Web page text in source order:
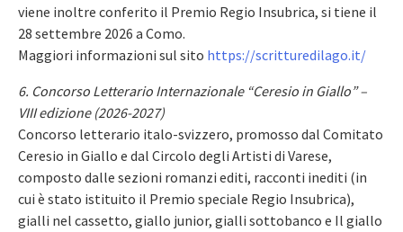
viene inoltre conferito il Premio Regio Insubrica, si tiene il
28 settembre 2026 a Como.
Maggiori informazioni sul sito https://scritturedilago.it/
6. Concorso Letterario Internazionale “Ceresio in Giallo” –
VIII edizione (2026-2027)
Concorso letterario italo-svizzero, promosso dal Comitato
Ceresio in Giallo e dal Circolo degli Artisti di Varese,
composto dalle sezioni romanzi editi, racconti inediti (in
cui è stato istituito il Premio speciale Regio Insubrica),
gialli nel cassetto, giallo junior, gialli sottobanco e Il giallo